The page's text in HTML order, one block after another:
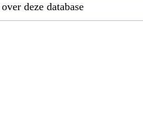
deze database